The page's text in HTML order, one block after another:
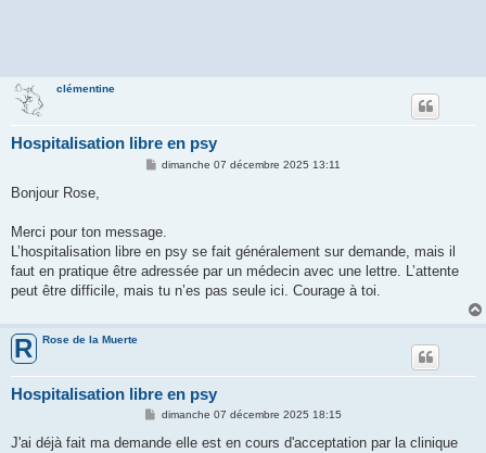
clémentine
Hospitalisation libre en psy
M
g
dimanche 07 décembre 2025 13:11
Bonjour Rose,
Merci pour ton message.
L’hospitalisation libre en psy se fait généralement sur demande, mais il
faut en pratique être adressée par un médecin avec une lettre. L’attente
peut être difficile, mais tu n’es pas seule ici. Courage à toi.
R Rose de la Muerte
Hospitalisation libre en psy
M
s
dimanche 07 décembre 2025 18:15
J'ai déjà fait ma demande elle est en cours d'acceptation par la clinique